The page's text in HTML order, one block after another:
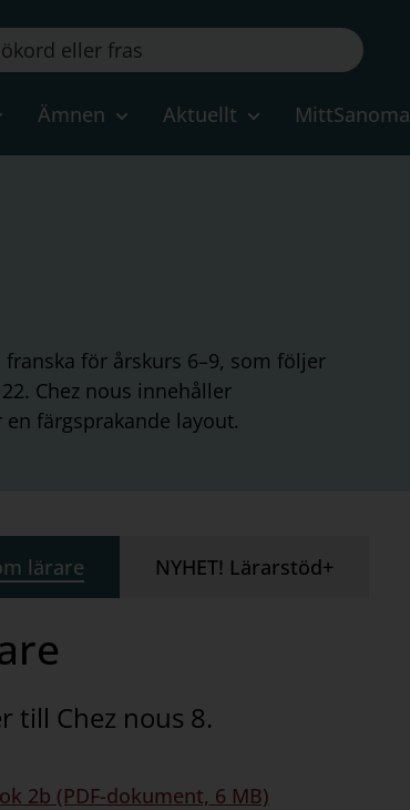
Ämnen Aktuellt MittSanoma
för årskurs 6–9, som följer
Chez nous innehåller
färgsprakande layout.
lärare NYHET! Lärarstöd+
till Chez nous 8.
2b (PDF-dokument, 6 MB)